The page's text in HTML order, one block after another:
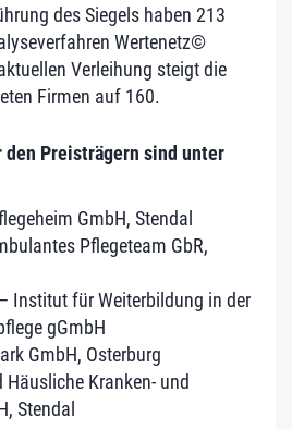
des Siegels haben 213
Wertenetz©
Verleihung steigt die
Firmen auf 160.
Preisträgern sind unter
GmbH, Stendal
Pflegeteam GbR,
Institut für Weiterbildung in der
gGmbH
GmbH, Osterburg
Kranken- und
Stendal